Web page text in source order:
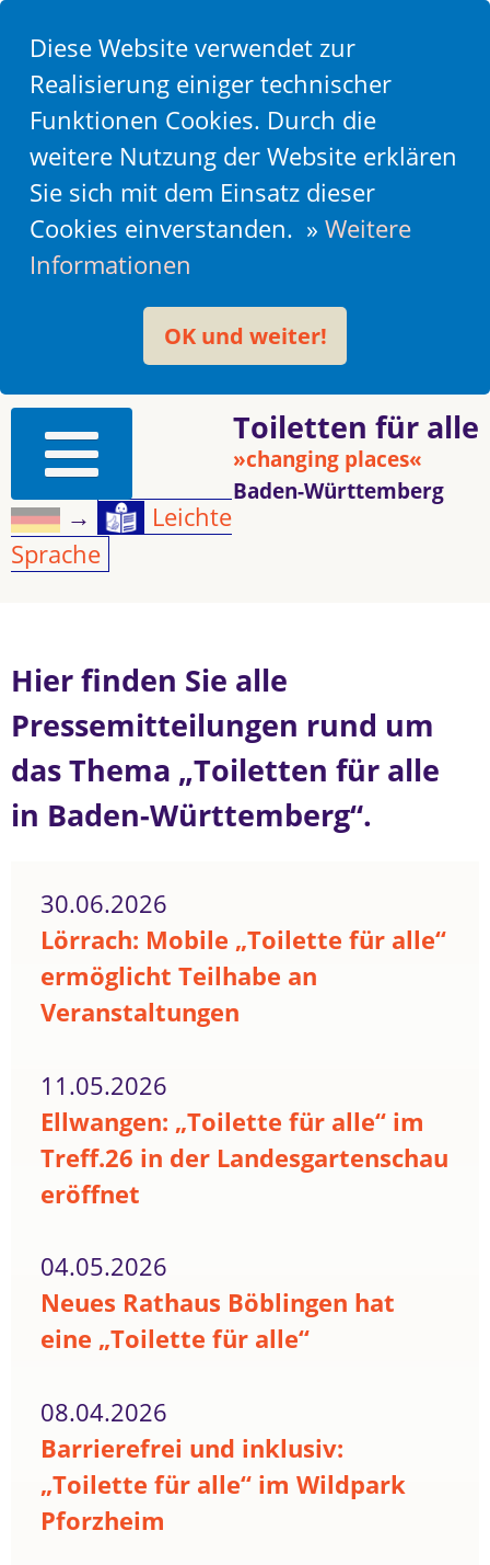
Diese Website verwendet zur
Realisierung einiger technischer
Funktionen Cookies. Durch die
weitere Nutzung der Website erklären
Sie sich mit dem Einsatz dieser
Cookies einverstanden. » Weitere
Informationen
OK und weiter!
Toiletten für alle
»changing places«
Baden-Württemberg
→
Leichte
Sprache
Hier finden Sie alle
Pressemitteilungen rund um
das Thema „Toiletten für alle
in Baden-Württemberg“.
30.06.2026
Lörrach: Mobile „Toilette für alle“
ermöglicht Teilhabe an
Veranstaltungen
11.05.2026
Ellwangen: „Toilette für alle“ im
Treff.26 in der Landesgartenschau
eröffnet
04.05.2026
Neues Rathaus Böblingen hat
eine „Toilette für alle“
08.04.2026
Barrierefrei und inklusiv:
„Toilette für alle“ im Wildpark
Pforzheim